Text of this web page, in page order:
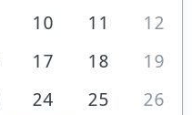
10 11
12
17 18
19
24 25
26